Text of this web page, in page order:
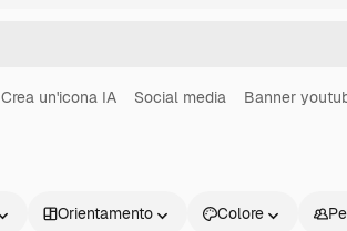
Crea un'icona IA Social media Banner
Orientamento Colore